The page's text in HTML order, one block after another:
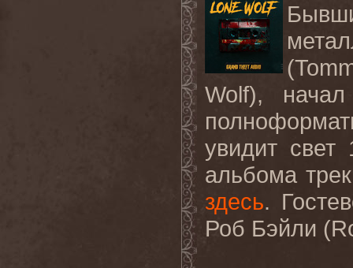
(
Wolf), начал
увидит свет
альбома
здесь.
Роб Бэйли (